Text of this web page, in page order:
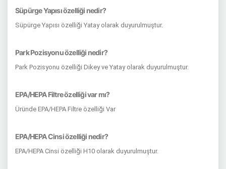
Süpürge Yapısı özelliği nedir?
Süpürge Yapısı özelliği Yatay olarak duyurulmuştur.
Park Pozisyonu özelliği nedir?
Park Pozisyonu özelliği Dikey ve Yatay olarak duyurulmuştur.
EPA/HEPA Filtre özelliği var mı?
Üründe EPA/HEPA Filtre özelliği Var
EPA/HEPA Cinsi özelliği nedir?
EPA/HEPA Cinsi özelliği H10 olarak duyurulmuştur.